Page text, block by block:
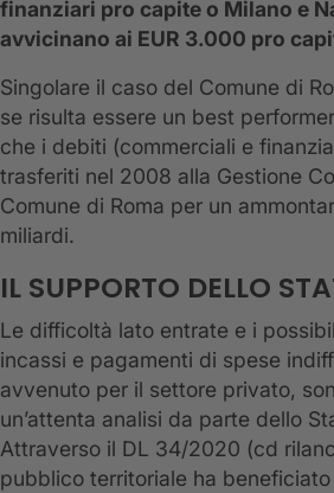
finanziari pro capite o Milano e
avvicinano ai EUR 3.000 pro
Singolare il caso del Comune di
se risulta essere un best
che i debiti (commerciali e
trasferiti nel 2008 alla Gestione
Comune di Roma per un
miliardi.
IL SUPPORTO DELLO
Le difficoltà lato entrate e i
incassi e pagamenti di spese
avvenuto per il settore privato,
un’attenta analisi da parte dello
Attraverso il DL 34/2020 (cd
pubblico territoriale ha